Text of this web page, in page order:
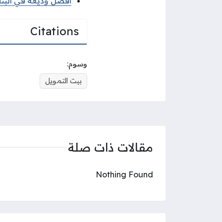
Citations
وسوم:
بيت التمويل
مقالات ذات صلة
Nothing Found